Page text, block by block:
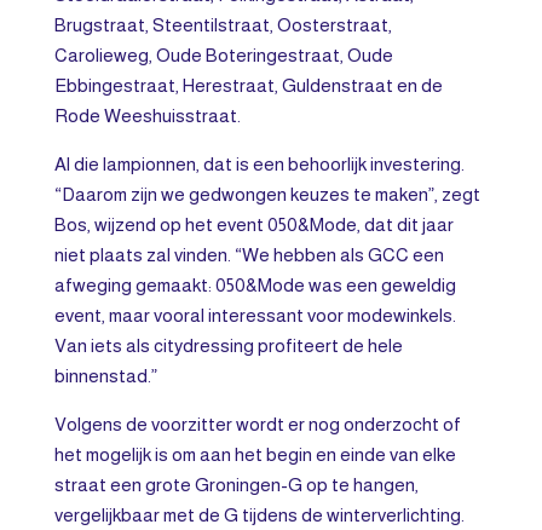
Brugstraat, Steentilstraat, Oosterstraat,
Carolieweg, Oude Boteringestraat, Oude
Ebbingestraat, Herestraat, Guldenstraat en de
Rode Weeshuisstraat.
Al die lampionnen, dat is een behoorlijk investering.
“Daarom zijn we gedwongen keuzes te maken”, zegt
Bos, wijzend op het event 050&Mode, dat dit jaar
niet plaats zal vinden. “We hebben als GCC een
afweging gemaakt: 050&Mode was een geweldig
event, maar vooral interessant voor modewinkels.
Van iets als citydressing profiteert de hele
binnenstad.”
Volgens de voorzitter wordt er nog onderzocht of
het mogelijk is om aan het begin en einde van elke
straat een grote Groningen-G op te hangen,
vergelijkbaar met de G tijdens de winterverlichting.